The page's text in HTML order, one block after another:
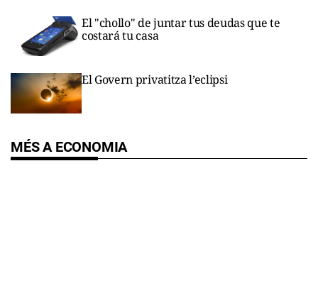
El "chollo" de juntar tus deudas que te
costará tu casa
El Govern privatitza l’eclipsi
MÉS A ECONOMIA